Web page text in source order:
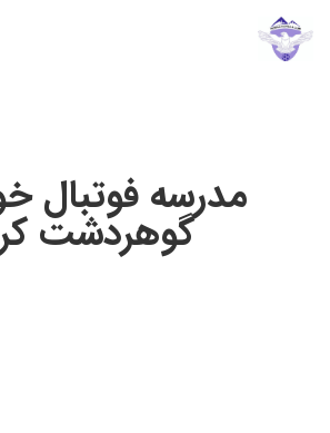
مدرسه فوتبال
گوهردشت